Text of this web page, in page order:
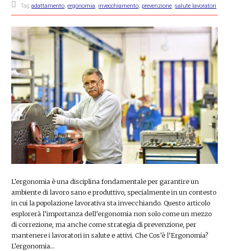
Tagadattamento,ergonomia, invecchiamento, prevenzione,salute lavoratori
L’ergonomia è una disciplina fondamentale per garantire un
ambiente di lavoro sano e produttivo, specialmente in un contesto
in cui la popolazione lavorativa sta invecchiando. Questo articolo
esplorerà l’importanza dell’ergonomia non solo come un mezzo
di correzione, ma anche come strategia di prevenzione, per
mantenere i lavoratori in salute e attivi. Che Cos’è l’Ergonomia?
L’ergonomia…